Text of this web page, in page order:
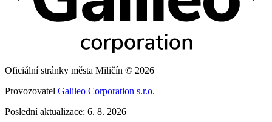
Oficiální stránky města Miličín © 2026
Provozovatel Galileo Corporation s.r.o.
Poslední aktualizace: 6. 8. 2026